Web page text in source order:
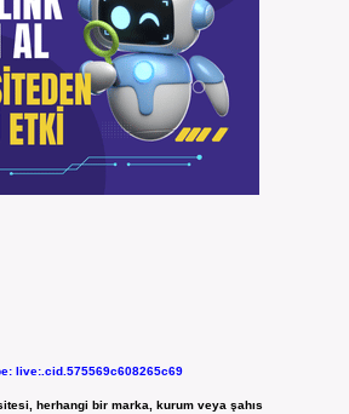
live:.cid.575569c608265c69
herhangi bir marka, kurum veya şahıs